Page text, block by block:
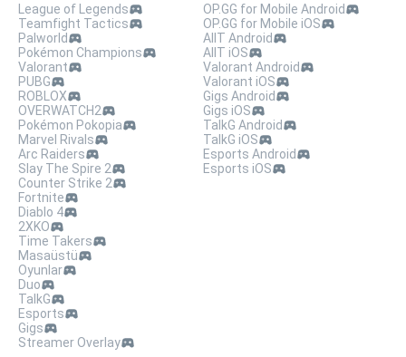
League of Legends
Teamfight Tactics
Palworld
Pokémon Champions
Valorant
PUBG
ROBLOX
OVERWATCH2
Pokémon Pokopia
Marvel Rivals
Arc Raiders
Slay The Spire 2
Counter Strike 2
Fortnite
Diablo 4
2XKO
Time Takers
Masaüstü
Oyunlar
Duo
TalkG
Esports
Gigs
Streamer Overlay
OP.GG for Mobile Android
OP.GG for Mobile iOS
AllT Android
AllT iOS
Valorant Android
Valorant iOS
Gigs Android
Gigs iOS
TalkG Android
TalkG iOS
Esports Android
Esports iOS